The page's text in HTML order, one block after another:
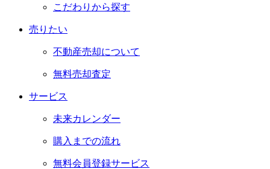
こだわりから探す
売りたい
不動産売却について
無料売却査定
サービス
未来カレンダー
購入までの流れ
無料会員登録サービス